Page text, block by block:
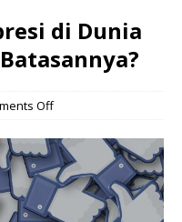
di Dunia
Off